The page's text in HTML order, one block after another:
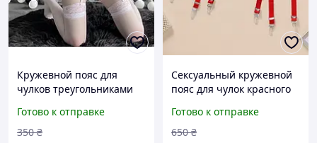
Кружевной пояс для
чулков треугольниками
Готово к отправке
350 ₴
Сексуальный кружевной
пояс для чулок красного
Готово к отправке
650 ₴